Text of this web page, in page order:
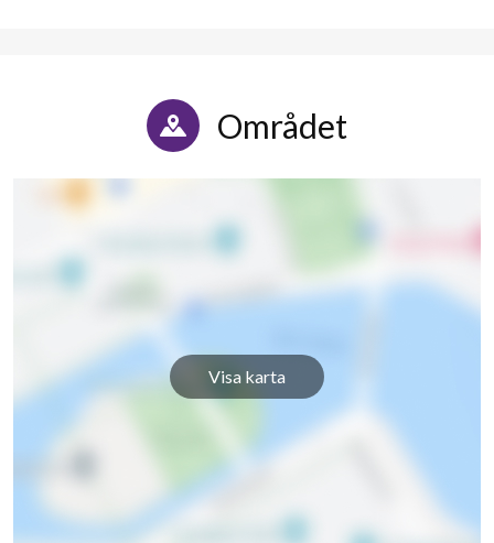
Området
Visa karta